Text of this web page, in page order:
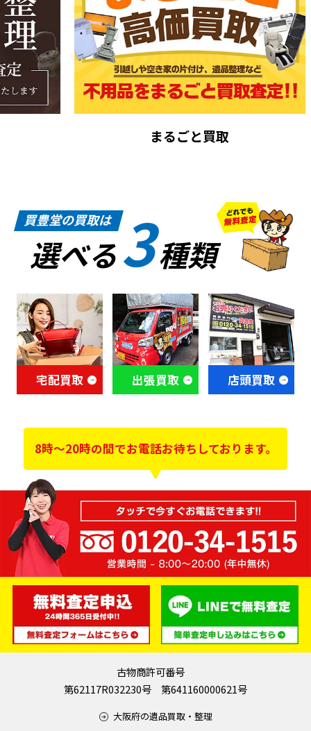
まるごと買取
買豊堂の買取は
選べる3種類
宅配買取 出張買取 店頭買取
8時～20時の間でお電話お待ちしております。
古物商許可番号
第62117R032230号 第641160000621号
大阪府の遺品買取・整理